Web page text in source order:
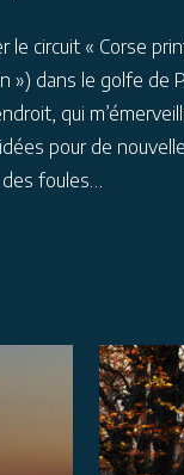
le circuit « Corse
») dans le golfe de
qui
pour de
foules…